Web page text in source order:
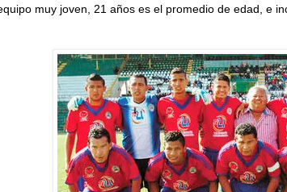
muy joven, 21 años es el promedio de edad, e